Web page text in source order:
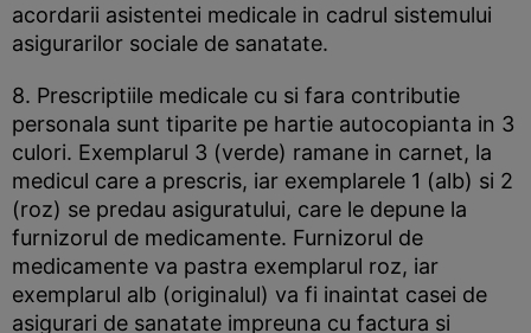
acordarii asistentei medicale in cadrul sistemului
asigurarilor sociale de sanatate.
8. Prescriptiile medicale cu si fara contributie
personala sunt tiparite pe hartie autocopianta in 3
culori. Exemplarul 3 (verde) ramane in carnet, la
medicul care a prescris, iar exemplarele 1 (alb) si 2
(roz) se predau asiguratului, care le depune la
furnizorul de medicamente. Furnizorul de
medicamente va pastra exemplarul roz, iar
exemplarul alb (originalul) va fi inaintat casei de
asigurari de sanatate impreuna cu factura si